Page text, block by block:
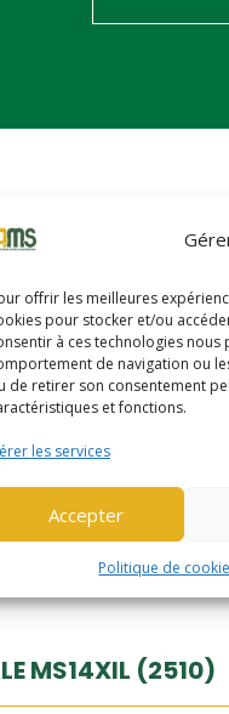
offrir les meilleures
pour stocker et/ou
à ces technologies
de navigation ou
de retirer son consentement
et fonctions.
les services
Accepter
Politique de
trouverez ci-dessous
chariots sont révisés,
MS14XIL (2510)